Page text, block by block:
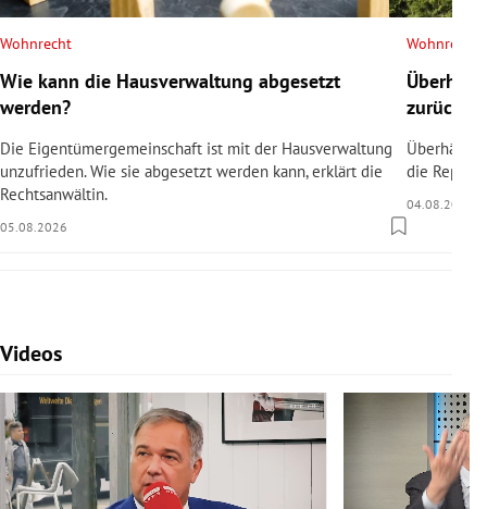
Wohnrecht
Wie kann die Hausverwaltung abgesetzt
werden?
Die Eigentümergemeinschaft ist mit der Hausverwaltung
unzufrieden. Wie sie abgesetzt werden kann, erklärt die
Rechtsanwältin.
05.08.2026
Wohnrecht
die
04.08.2026
Videos
Slide 1 von 7